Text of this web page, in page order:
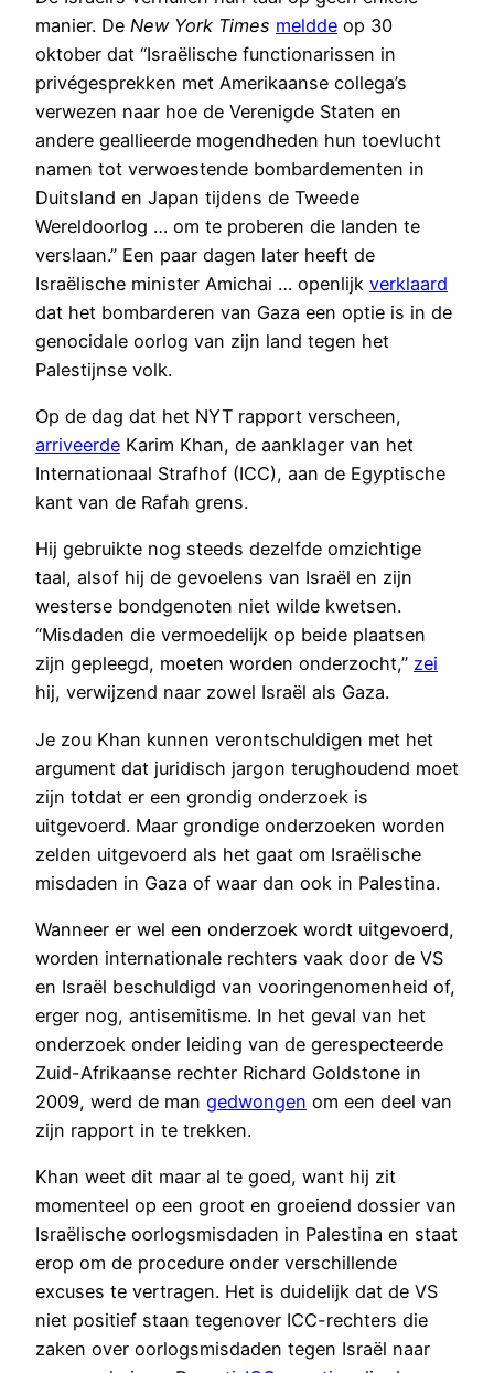
manier. De New York Times meldde op 30
oktober dat “Israëlische functionarissen in
privégesprekken met Amerikaanse collega’s
verwezen naar hoe de Verenigde Staten en
andere geallieerde mogendheden hun toevlucht
namen tot verwoestende bombardementen in
Duitsland en Japan tijdens de Tweede
Wereldoorlog … om te proberen die landen te
verslaan.” Een paar dagen later heeft de
Israëlische minister Amichai … openlijk verklaard
dat het bombarderen van Gaza een optie is in de
genocidale oorlog van zijn land tegen het
Palestijnse volk.
Op de dag dat het NYT rapport verscheen,
arriveerde Karim Khan, de aanklager van het
Internationaal Strafhof (ICC), aan de Egyptische
kant van de Rafah grens.
Hij gebruikte nog steeds dezelfde omzichtige
taal, alsof hij de gevoelens van Israël en zijn
westerse bondgenoten niet wilde kwetsen.
“Misdaden die vermoedelijk op beide plaatsen
zijn gepleegd, moeten worden onderzocht,” zei
hij, verwijzend naar zowel Israël als Gaza.
Je zou Khan kunnen verontschuldigen met het
argument dat juridisch jargon terughoudend moet
zijn totdat er een grondig onderzoek is
uitgevoerd. Maar grondige onderzoeken worden
zelden uitgevoerd als het gaat om Israëlische
misdaden in Gaza of waar dan ook in Palestina.
Wanneer er wel een onderzoek wordt uitgevoerd,
worden internationale rechters vaak door de VS
en Israël beschuldigd van vooringenomenheid of,
erger nog, antisemitisme. In het geval van het
onderzoek onder leiding van de gerespecteerde
Zuid-Afrikaanse rechter Richard Goldstone in
2009, werd de man gedwongen om een deel van
zijn rapport in te trekken.
Khan weet dit maar al te goed, want hij zit
momenteel op een groot en groeiend dossier van
Israëlische oorlogsmisdaden in Palestina en staat
erop om de procedure onder verschillende
excuses te vertragen. Het is duidelijk dat de VS
niet positief staan tegenover ICC-rechters die
zaken over oorlogsmisdaden tegen Israël naar